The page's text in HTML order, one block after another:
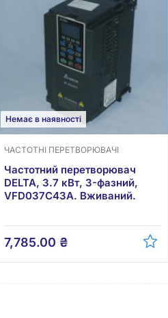
Немає в наявності
ЧАСТОТНІ ПЕРЕТВОРЮВАЧІ
Частотний перетворювач
DELTA, 3.7 кВт, 3-фазний,
VFD037C43A. Вживаний.
7,785.00 ₴